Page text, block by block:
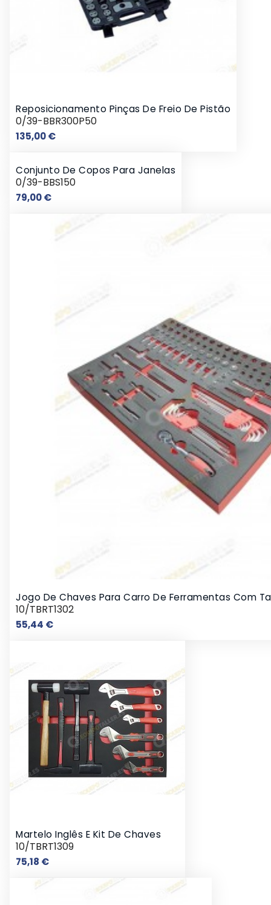
Reposicionamento Pinças De Freio De Pistão
0/39-BBR300P50
135,00 €Preço
Conjunto De Copos Para Janelas
0/39-BBS150
79,00 €Preço
Jogo De Chaves Para Carro De Ferramentas Com
10/TBRT1302
55,44 €Preço
Martelo Inglês E Kit De Chaves
10/TBRT1309
75,18 €Preço